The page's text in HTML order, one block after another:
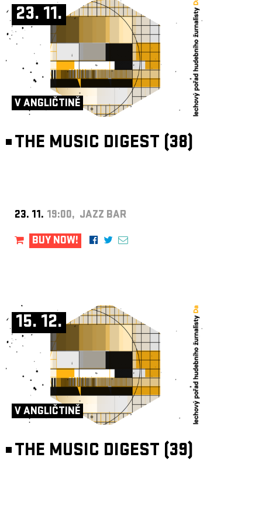
23. 11.
V ANGLIČTINĚ
THE MUSIC DIGEST (38)
23. 11. 19:00, JAZZ BAR
BUY NOW!
15. 12.
V ANGLIČTINĚ
THE MUSIC DIGEST (39)